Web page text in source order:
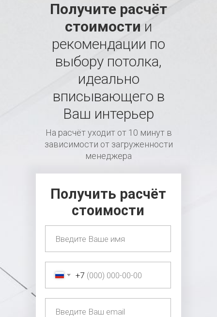
Получите расчёт
стоимости и
рекомендации по
выбору потолка,
идеально
вписывающего в
Ваш интерьер
На расчёт уходит от 10 минут в
зависимости от загруженности
менеджера
+7
Получить расчёт
стоимости